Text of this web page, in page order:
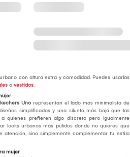
con altura extra y comodidad. Puedes usarlas
o vestidos.
Unorepresentan el lado más minimalista de
simplificados y una silueta más baja que las
a quienes prefieren algo discreto pero igualmente
looks urbanos más pulidos donde no quieres que
atención, sino simplemente complementar tu estilo
mujer